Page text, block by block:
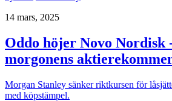
14 mars, 2025
Oddo höjer Novo Nordisk
morgonens
Morgan Stanley sänker riktkursen för
med köpstämpel.